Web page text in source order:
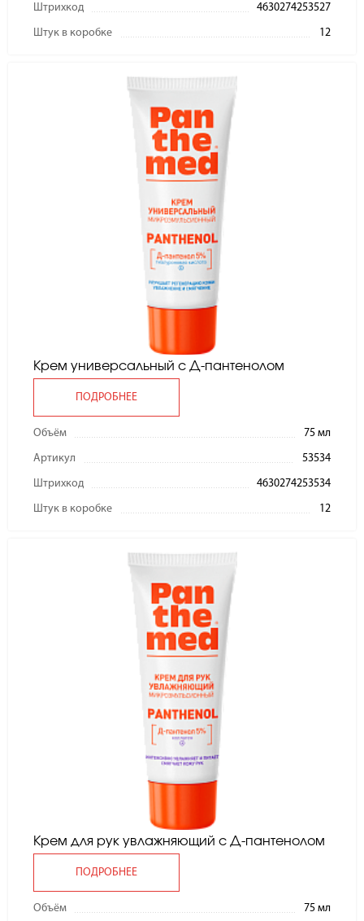
Штрихкод 4630274253527
Штук в коробке 12
Крем универсальный с Д-пантенолом
ПОДРОБНЕЕ
Объём 75 мл
Артикул 53534
Штрихкод 4630274253534
Штук в коробке 12
Крем для рук увлажняющий с Д-пантенолом
ПОДРОБНЕЕ
Объём 75 мл